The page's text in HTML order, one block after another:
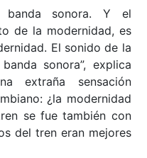
banda sonora. Y el
de la modernidad, es
El sonido de la
sonora”, explica
extraña sensación
¿la modernidad
se fue también con
del tren eran mejores